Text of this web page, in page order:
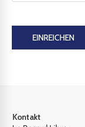
EINREICHEN
Kontakt